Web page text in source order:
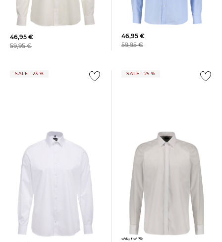
OLYMP Level Five | Herren
Businesshemd LEVEL FIVE
Body Fit Langarm
46,95 €
59,95 €
OLYMP Level Five | Herren
Hemd OLYMP LEVEL FIVE
Body Fit Extra Langer Arm
46,95 €
59,95 €
SALE: -23 %
OLYMP Level Five | Herren
Hemd OLYMP LEVEL FIVE
Body Fit Extra Langer Arm
SALE: -25 %
OLYMP Level Five | Herren
Hemd Langarm Body Fit
52,75 €